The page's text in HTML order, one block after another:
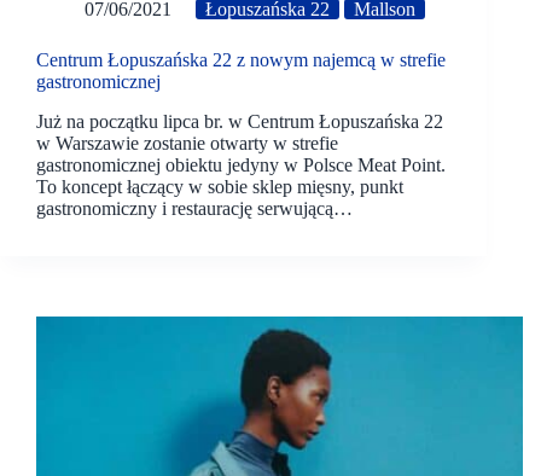
07/06/2021 Łopuszańska 22 Mallson
Centrum Łopuszańska 22 z nowym najemcą w strefie
gastronomicznej
Już na początku lipca br. w Centrum Łopuszańska 22
w Warszawie zostanie otwarty w strefie
gastronomicznej obiektu jedyny w Polsce Meat Point.
To koncept łączący w sobie sklep mięsny, punkt
gastronomiczny i restaurację serwującą…